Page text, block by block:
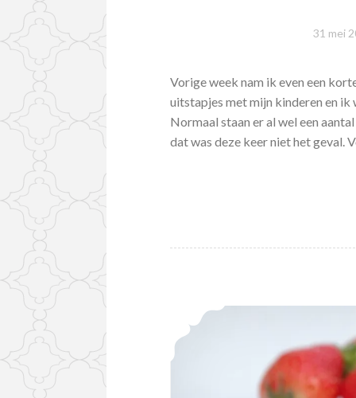
31 mei
Vorige week nam ik even een
uitstapjes met mijn kinderen en
Normaal staan er al wel een
dat was deze keer niet het geval.